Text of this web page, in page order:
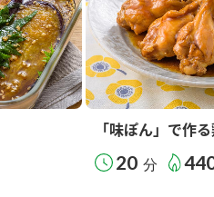
「味ぽん」で作
20 分